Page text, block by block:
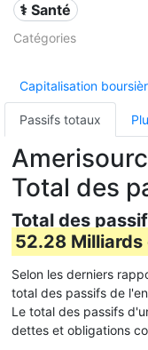
⚕️ Santé
Catégories
Capitalisation
Passifs totaux
Total des
Total des
52.28 Milliards
Selon les derniers
total des passifs de
Le total des passifs
dettes et obligations